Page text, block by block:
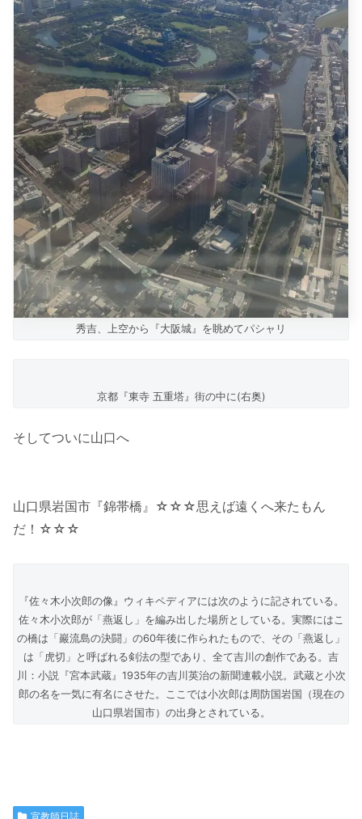
秀吉、上空から『大阪城』を眺めてパシャリ
京都『東寺 五重塔』街の中に(右奥)
そしてついに山口へ
山口県岩国市『錦帯橋』☆☆☆思えば遠くへ来たもん
だ！☆☆☆
『佐々木小次郎の像』ウィキペディアには次のように記されている。
佐々木小次郎が「燕返し」を編み出した場所としている。実際にはこ
の橋は「巖流島の決闘」の60年後に作られたもので、その「燕返し」
は「虎切」と呼ばれる剣法の型であり、全て吉川の創作である。吉
川：小説『宮本武蔵』1935年の吉川英治の新聞連載小説。武蔵と小次
郎の名を一気に有名にさせた。ここでは小次郎は周防国岩国（現在の
山口県岩国市）の出身とされている。
宣教師日誌